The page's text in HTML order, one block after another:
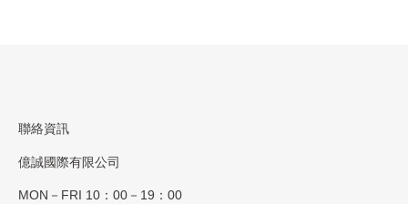
聯絡資訊
億誠國際有限公司
MON－FRI 10：00－19：00